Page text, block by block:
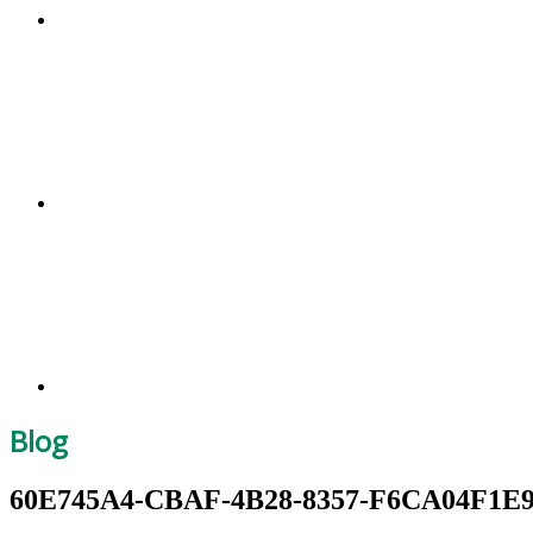
Blog
60E745A4-CBAF-4B28-8357-